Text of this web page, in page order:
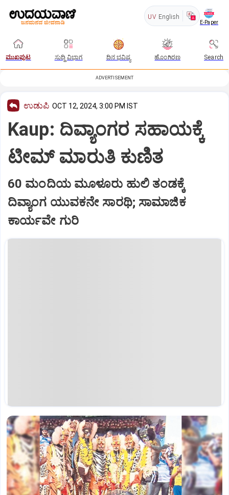
UV English
E-Paper
ಮುಖಪುಟ ಸುದ್ದಿ ವಿಭಾಗ ದಿನ ಭವಿಷ್ಯ ಹೊಂಗಿರಣ Search
ADVERTISEMENT
ಉಡುಪಿ OCT 12, 2024, 3:00 PM IST
Kaup: ದಿವ್ಯಾಂಗರ ಸಹಾಯಕ್ಕೆ
ಟೀಮ್‌ ಮಾರುತಿ ಕುಣಿತ
60 ಮಂದಿಯ ಮೂಳೂರು ಹುಲಿ ತಂಡಕ್ಕೆ
ದಿವ್ಯಾಂಗ ಯುವಕನೇ ಸಾರಥಿ; ಸಾಮಾಜಿಕ
ಕಾರ್ಯವೇ ಗುರಿ